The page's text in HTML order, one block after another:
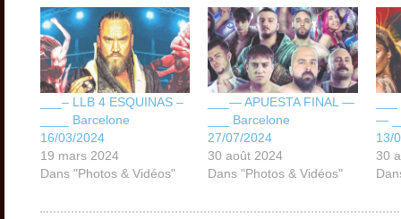
___– LLB 4 ESQUINAS –
____ Barcelone
16/03/2024
19 mars 2024
Dans "Photos & Vidéos"
___— APUESTA FINAL —
___ Barcelone
27/07/2024
30 août 2024
Dans "Photos & Vidéos"
—
13/
30